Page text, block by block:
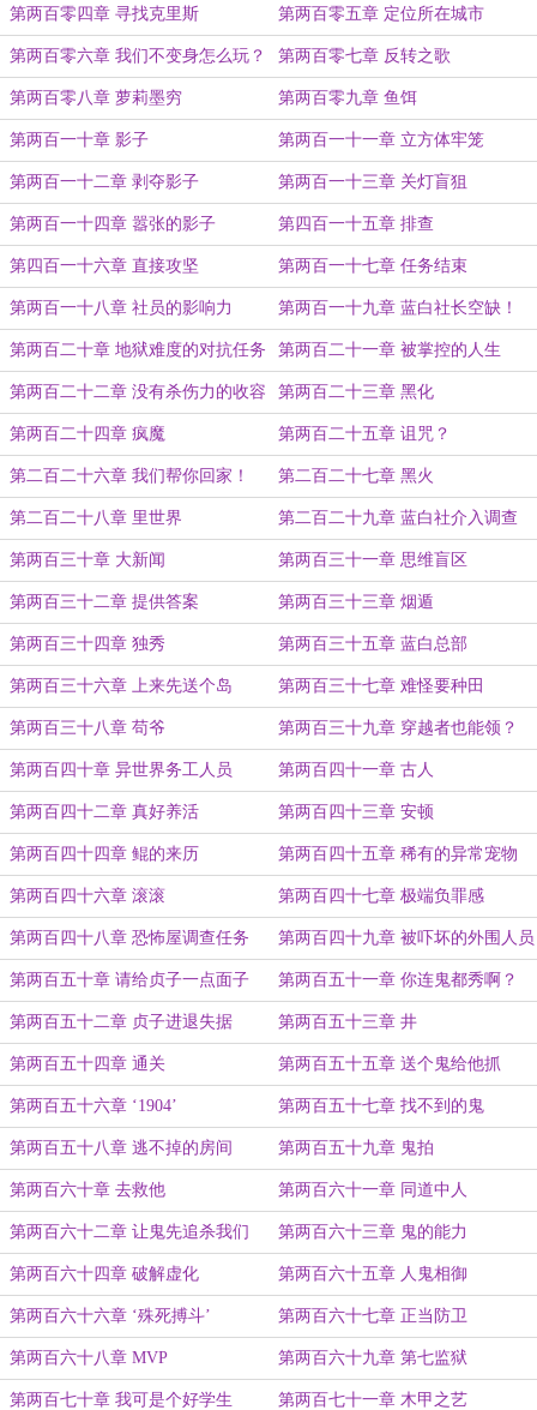
第两百零四章 寻找克里斯 第两百零五章 定位所在城市
第两百零六章 我们不变身怎么玩？ 第两百零七章 反转之歌
第两百零八章 萝莉墨穷 第两百零九章 鱼饵
第两百一十章 影子 第两百一十一章 立方体牢笼
第两百一十二章 剥夺影子 第两百一十三章 关灯盲狙
第两百一十四章 嚣张的影子 第四百一十五章 排查
第四百一十六章 直接攻坚 第两百一十七章 任务结束
第两百一十八章 社员的影响力 第两百一十九章 蓝白社长空缺！
第两百二十章 地狱难度的对抗任务 第两百二十一章 被掌控的人生
第两百二十二章 没有杀伤力的收容
物
第两百二十三章 黑化
第两百二十四章 疯魔 第两百二十五章 诅咒？
第二百二十六章 我们帮你回家！ 第二百二十七章 黑火
第二百二十八章 里世界 第二百二十九章 蓝白社介入调查
第两百三十章 大新闻 第两百三十一章 思维盲区
第两百三十二章 提供答案 第两百三十三章 烟遁
第两百三十四章 独秀 第两百三十五章 蓝白总部
第两百三十六章 上来先送个岛 第两百三十七章 难怪要种田
第两百三十八章 苟爷 第两百三十九章 穿越者也能领？
第两百四十章 异世界务工人员 第两百四十一章 古人
第两百四十二章 真好养活 第两百四十三章 安顿
第两百四十四章 鲲的来历 第两百四十五章 稀有的异常宠物
第两百四十六章 滚滚 第两百四十七章 极端负罪感
第两百四十八章 恐怖屋调查任务 第两百四十九章 被吓坏的外围人员
第两百五十章 请给贞子一点面子 第两百五十一章 你连鬼都秀啊？
第两百五十二章 贞子进退失据 第两百五十三章 井
第两百五十四章 通关 第两百五十五章 送个鬼给他抓
第两百五十六章 ‘1904’ 第两百五十七章 找不到的鬼
第两百五十八章 逃不掉的房间 第两百五十九章 鬼拍
第两百六十章 去救他 第两百六十一章 同道中人
第两百六十二章 让鬼先追杀我们 第两百六十三章 鬼的能力
第两百六十四章 破解虚化 第两百六十五章 人鬼相御
第两百六十六章 ‘殊死搏斗’ 第两百六十七章 正当防卫
第两百六十八章 MVP 第两百六十九章 第七监狱
第两百七十章 我可是个好学生 第两百七十一章 木甲之艺